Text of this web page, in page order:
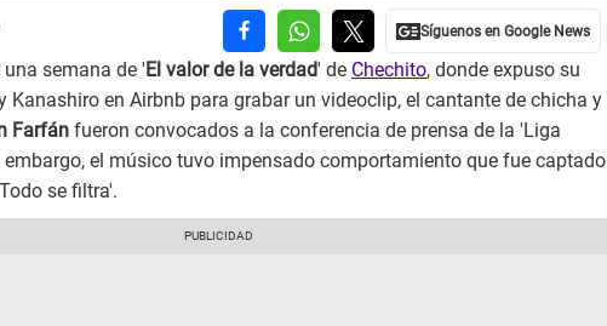
semana de ' El valor de la verdad' de Chechito, donde expuso su
Kanashiro en Airbnb para grabar un videoclip, el cantante de chicha y
Farfán fueron convocados a la conferencia de prensa de la 'Liga
embargo, el músico tuvo impensado comportamiento que fue captado
se filtra'.